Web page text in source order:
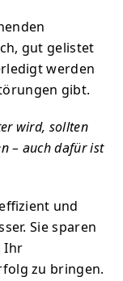
gut gelistet
werden
gibt.
wird, sollten
– auch dafür ist
und
Sie sparen
Ihr
zu bringen.